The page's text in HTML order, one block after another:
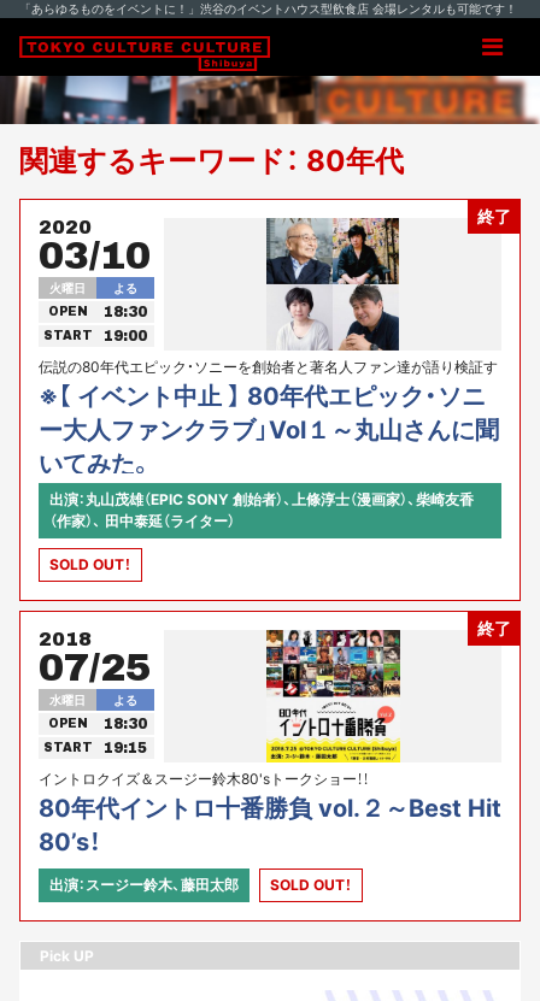
「あらゆるものをイベントに！」渋谷のイベントハウス型飲食店 会場レンタルも可能です！
関連するキーワード： 80年代
終了
2020
03/10
火曜日 よる
OPEN 18:30
START 19:00
伝説の80年代エピック・ソニーを創始者と著名人ファン達が語り検証す
る奇跡のイベント！
※【 イベント中止 】 80年代エピック・ソニ
ー大人ファンクラブ」Vol１～丸山さんに聞
いてみた。
出演：丸山茂雄（EPIC SONY 創始者）、上條淳士（漫画家）、柴崎友香
（作家）、 田中泰延（ライター）
SOLD OUT！
終了
2018
07/25
水曜日 よる
OPEN 18:30
START 19:15
イントロクイズ＆スージー鈴木80'sトークショー！！
80年代イントロ十番勝負 vol.２～Best Hit
80’s！
出演：スージー鈴木、藤田太郎 SOLD OUT！
Pick UP